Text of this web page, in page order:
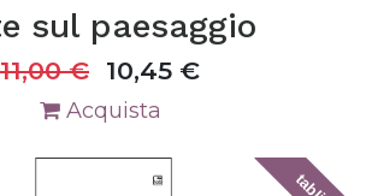
sul paesaggio
11,00€ 10,45 €
Acquista